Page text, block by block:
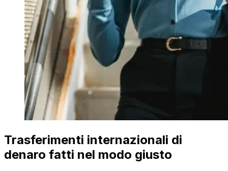
Trasferimenti internazionali di
denaro fatti nel modo giusto